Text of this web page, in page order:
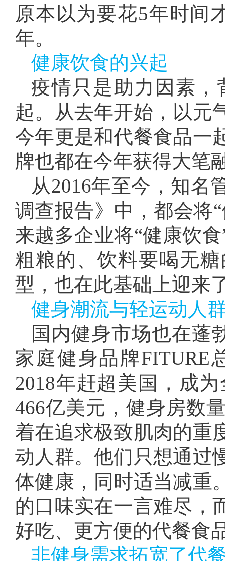
原本以为要花5年时间
年。
健康饮食的兴起
疫情只是助力因素
起。从去年开始，以元
今年更是和代餐食品一
牌也都在今年获得大笔
从2016年至今，知名
调查报告》中，都会将
来越多企业将“健康饮
粗粮的、饮料要喝无
型，也在此基础上迎来
健身潮流与轻运动人
国内健身市场也在蓬
家庭健身品牌FITURE
2018年赶超美国，成
466亿美元，健身房数
着在追求极致肌肉的重
动人群。他们只想通过
体健康，同时适当减重
的口味实在一言难尽，
好吃、更方便的代餐食
非健身需求拓宽了代